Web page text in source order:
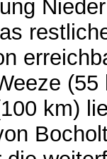
(55
km)